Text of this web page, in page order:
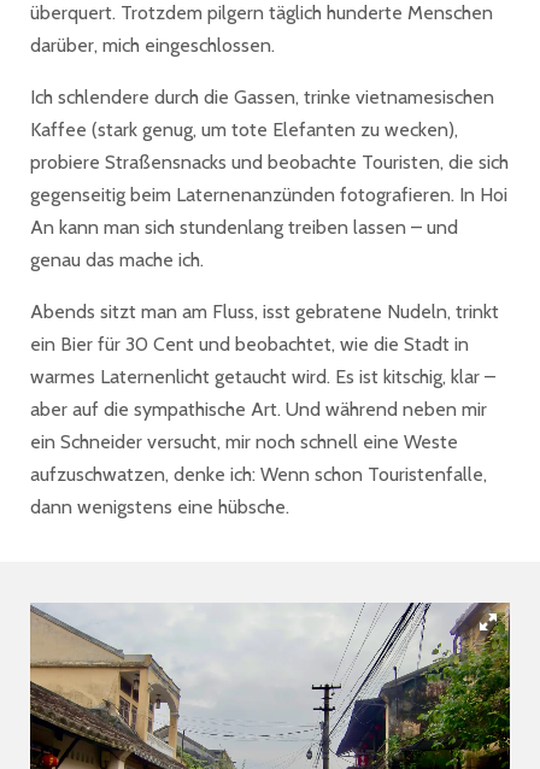
überquert. Trotzdem pilgern täglich hunderte Menschen
darüber, mich eingeschlossen.
Ich schlendere durch die Gassen, trinke vietnamesischen
Kaffee (stark genug, um tote Elefanten zu wecken),
probiere Straßensnacks und beobachte Touristen, die sich
gegenseitig beim Laternenanzünden fotografieren. In Hoi
An kann man sich stundenlang treiben lassen – und
genau das mache ich.
Abends sitzt man am Fluss, isst gebratene Nudeln, trinkt
ein Bier für 30 Cent und beobachtet, wie die Stadt in
warmes Laternenlicht getaucht wird. Es ist kitschig, klar –
aber auf die sympathische Art. Und während neben mir
ein Schneider versucht, mir noch schnell eine Weste
aufzuschwatzen, denke ich: Wenn schon Touristenfalle,
dann wenigstens eine hübsche.